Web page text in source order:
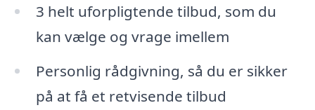
3 helt uforpligtende tilbud, som du
kan vælge og vrage imellem
Personlig rådgivning, så du er sikker
på at få et retvisende tilbud